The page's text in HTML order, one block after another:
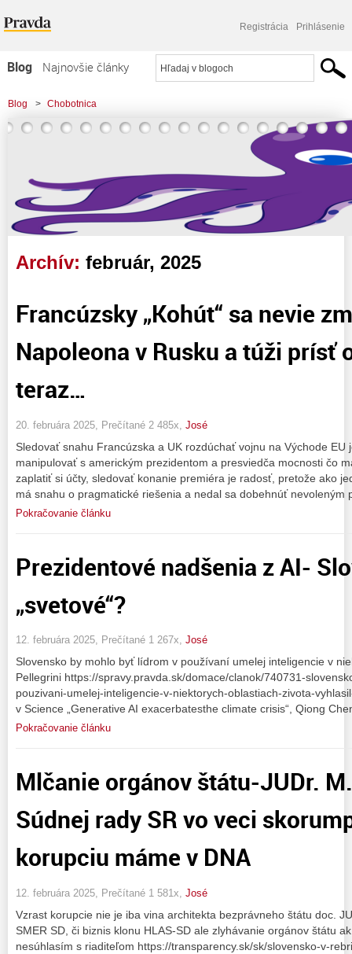
Registrácia Prihlásenie
Blog
Najnovšie články
Najčítanejšie články
Najkomentovanejšie články
Komerčné blogy
Blog > Chobotnica
Archív: február, 2025
Francúzsky „Kohút“ sa nevie
Napoleona v Rusku a túži prísť
teraz…
20. februára 2025, Prečítané 2 485x, José
Sledovať snahu Francúzska a UK rozdúchať vojnu na Východe EU
manipulovať s americkým prezidentom a presviedča mocnosti čo
zaplatiť si účty, sledovať konanie premiéra je radosť, pretože ako
má snahu o pragmatické riešenia a nedal sa dobehnúť
Pokračovanie článku
Prezidentové nadšenia z AI-
„svetové“?
12. februára 2025, Prečítané 1 267x, José
Slovensko by mohlo byť lídrom v používaní umelej inteligencie v
Pellegrini https://spravy.pravda.sk/domace/clanok/740731-
pouzivani-umelej-inteligencie-v-niektorych-oblastiach-zivota-
v Science „Generative AI exacerbatesthe climate crisis“, Qiong
Pokračovanie článku
Mlčanie orgánov štátu-JUDr.
Súdnej rady SR vo veci
korupciu máme v DNA
12. februára 2025, Prečítané 1 581x, José
Vzrast korupcie nie je iba vina architekta bezprávneho štátu doc.
SMER SD, či biznis klonu HLAS-SD ale zlyhávanie orgánov štátu
nesúhlasím s riaditeľom https://transparency.sk/sk/slovensko-v-